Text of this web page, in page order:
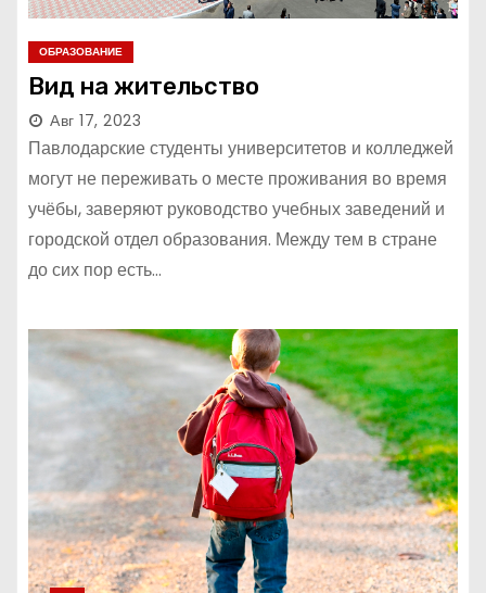
ОБРАЗОВАНИЕ
Вид на жительство
Авг 17, 2023
Павлодарские студенты университетов и колледжей
могут не переживать о месте проживания во время
учёбы, заверяют руководство учебных заведений и
городской отдел образования. Между тем в стране
до сих пор есть…